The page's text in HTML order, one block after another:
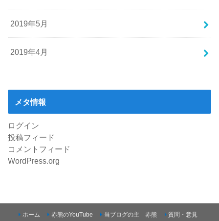
2019年5月
2019年4月
メタ情報
ログイン
投稿フィード
コメントフィード
WordPress.org
ホーム 赤熊のYouTube 当ブログの主 赤熊 質問・意見